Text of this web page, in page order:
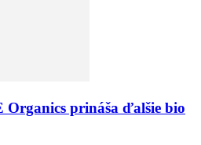
prináša ďalšie bio